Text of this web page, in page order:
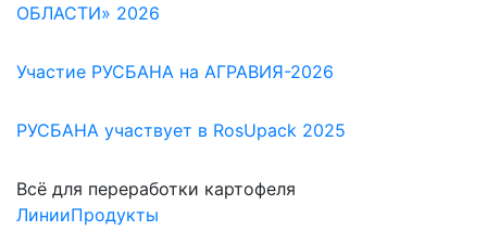
ОБЛАСТИ» 2026
Участие РУСБАНА на АГРАВИЯ-2026
РУСБАНА участвует в RosUpack 2025
Всё для переработки картофеля
ЛинииПродукты